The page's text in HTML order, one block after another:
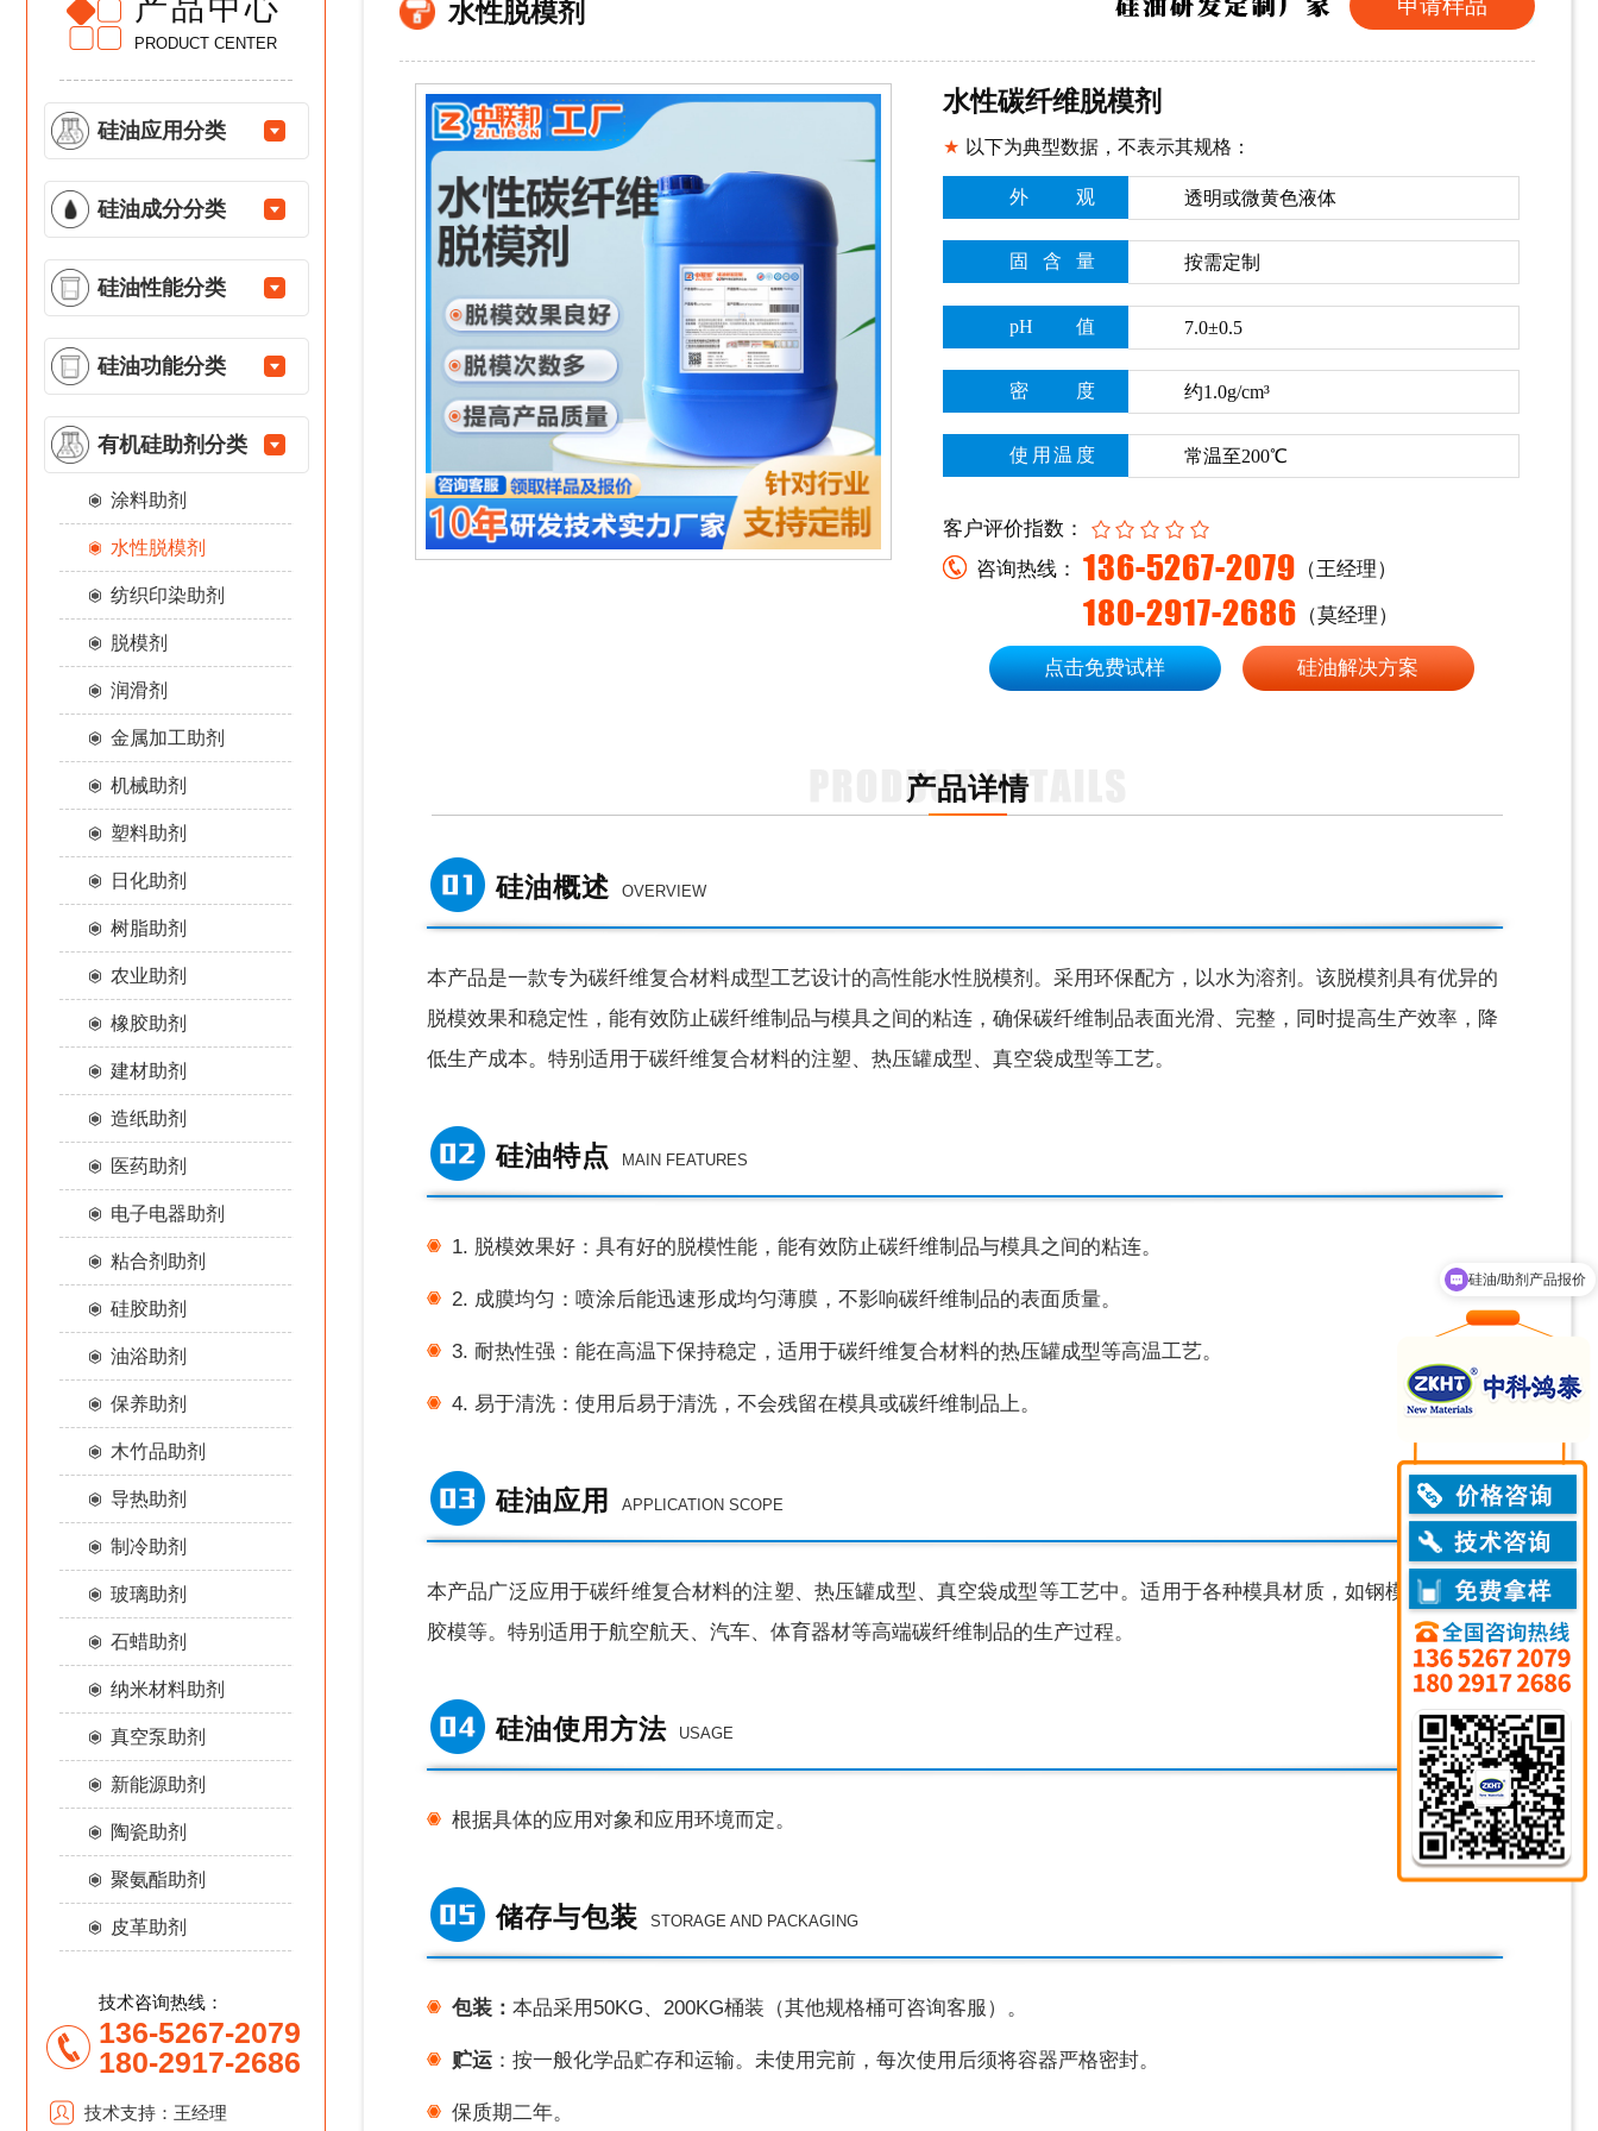
产品中心
PRODUCT CENTER
硅油应用分类
硅油成分分类
硅油性能分类
硅油功能分类
有机硅助剂分类
涂料助剂
水性脱模剂
纺织印染助剂
脱模剂
润滑剂
金属加工助剂
机械助剂
塑料助剂
日化助剂
树脂助剂
农业助剂
橡胶助剂
建材助剂
造纸助剂
医药助剂
电子电器助剂
粘合剂助剂
硅胶助剂
油浴助剂
保养助剂
木竹品助剂
导热助剂
制冷助剂
玻璃助剂
石蜡助剂
纳米材料助剂
真空泵助剂
新能源助剂
陶瓷助剂
聚氨酯助剂
皮革助剂
技术咨询热线：
136-5267-2079
180-2917-2686
技术支持：王经理
水性脱模剂 申请样品
水性碳纤维脱模剂
★ 以下为典型数据，不表示其规格：
外观 透明或微黄色液体
固含量 按需定制
pH值 7.0±0.5
密度 约1.0g/cm³
使用温度 常温至200℃
客户评价指数：
咨询热线：
136-5267-2079 （王经理）
180-2917-2686 （莫经理）
点击免费试样 硅油解决方案
产品详情
硅油概述 OVERVIEW
本产品是一款专为碳纤维复合材料成型工艺设计的高性能水性脱模剂。采用环保配方，以水为溶剂。该脱模剂具有优异的
脱模效果和稳定性，能有效防止碳纤维制品与模具之间的粘连，确保碳纤维制品表面光滑、完整，同时提高生产效率，降
低生产成本。特别适用于碳纤维复合材料的注塑、热压罐成型、真空袋成型等工艺。
硅油特点 MAIN FEATURES
1. 脱模效果好：具有好的脱模性能，能有效防止碳纤维制品与模具之间的粘连。
2. 成膜均匀：喷涂后能迅速形成均匀薄膜，不影响碳纤维制品的表面质量。
3. 耐热性强：能在高温下保持稳定，适用于碳纤维复合材料的热压罐成型等高温工艺。
4. 易于清洗：使用后易于清洗，不会残留在模具或碳纤维制品上。
硅油应用 APPLICATION SCOPE
本产品广泛应用于碳纤维复合材料的注塑、热压罐成型、真空袋成型等工艺中。适用于各种模具材质，如钢模、铝模、硅
胶模等。特别适用于航空航天、汽车、体育器材等高端碳纤维制品的生产过程。
硅油使用方法 USAGE
根据具体的应用对象和应用环境而定。
储存与包装 STORAGE AND PACKAGING
包装： 本品采用 50KG、200KG桶装（其他规格桶可咨询客服）。
贮运 ：按一般化学品贮存和运输。未使用完前，每次使用后须将容器严格密封。
保质期二年。
技术工程师推荐产品